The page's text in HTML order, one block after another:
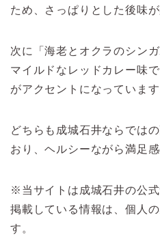
ため、さっぱりとした後味が
次に「海老とオクラのシン
マイルドなレッドカレー味
がアクセントになっています
どちらも成城石井ならでは
おり、ヘルシーながら満足
※当サイトは成城石井の公式
掲載している情報は、個人
す。